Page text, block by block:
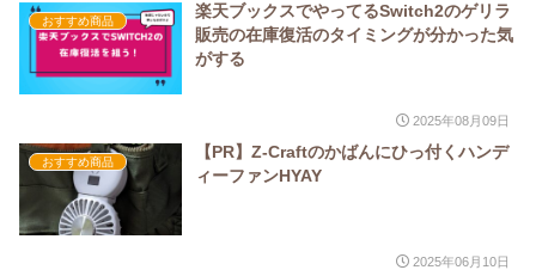
おすすめ商品
楽天ブックスでやってるSwitch2のゲリラ
販売の在庫復活のタイミングが分かった気
がする
2025年08月09日
おすすめ商品
【PR】Z-Craftのかばんにひっ付くハンデ
ィーファンHYAY
2025年06月10日